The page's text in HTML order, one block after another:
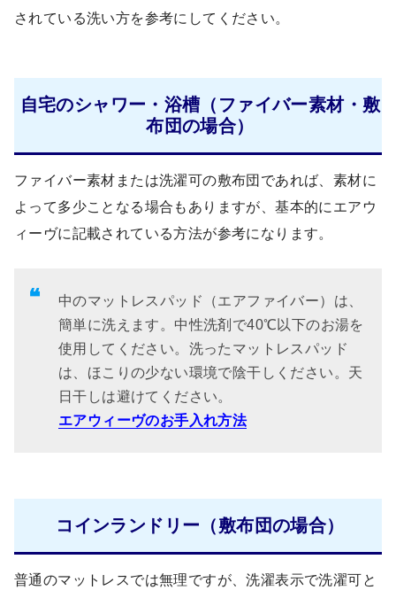
されている洗い方を参考にしてください。
自宅のシャワー・浴槽（ファイバー素材・敷
布団の場合）
ファイバー素材または洗濯可の敷布団であれば、素材に
よって多少ことなる場合もありますが、基本的にエアウ
ィーヴに記載されている方法が参考になります。
中のマットレスパッド（エアファイバー）は、
簡単に洗えます。中性洗剤で40℃以下のお湯を
使用してください。洗ったマットレスパッド
は、ほこりの少ない環境で陰干しください。天
日干しは避けてください。
エアウィーヴのお手入れ方法
コインランドリー（敷布団の場合）
普通のマットレスでは無理ですが、洗濯表示で洗濯可と